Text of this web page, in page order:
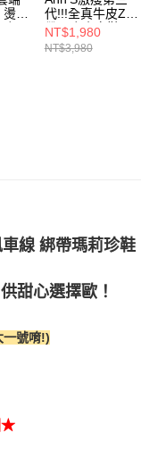
行身份認證。
冊多個帳號或使用他人資訊
份有限公司將有權停止該用
非順豐配送，勿填寫順
限中國大陸地區)
鑽
瑪
代!!!全真牛皮Z繞
帶厚底小白鞋
NT$1,980
NT$3,980
線 綁帶瑪莉珍鞋
甜心選擇歐！
一號唷!)
★